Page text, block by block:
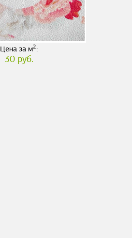
Цена за м2:
30 руб.